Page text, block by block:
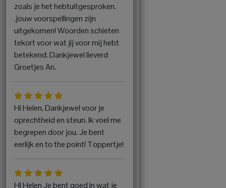
zoals je het hebtuitgesproken.
.jouw voorspellingen zijn
uitgekomen! Woorden schieten
tekort voor wat jij voor mij hebt
betekend. Dankjewel lieverd
Groetjes An.
Hi Helen, Dankjewel voor je
oprechtheid en steun. Ik voel me
begrepen door jou. Je bent
eerlijk en to the point! Toppertje!
HI Helen Je bent goed in wat je